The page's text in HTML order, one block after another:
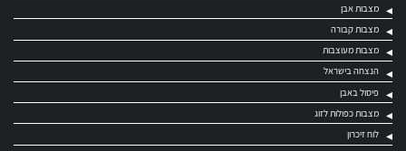
מצבות אבן
מצבות קבורה
מצבות מעוצבות
הנצחה בישראל
פיסול באבן
מצבות כפולות לזוג
לוח זיכרון